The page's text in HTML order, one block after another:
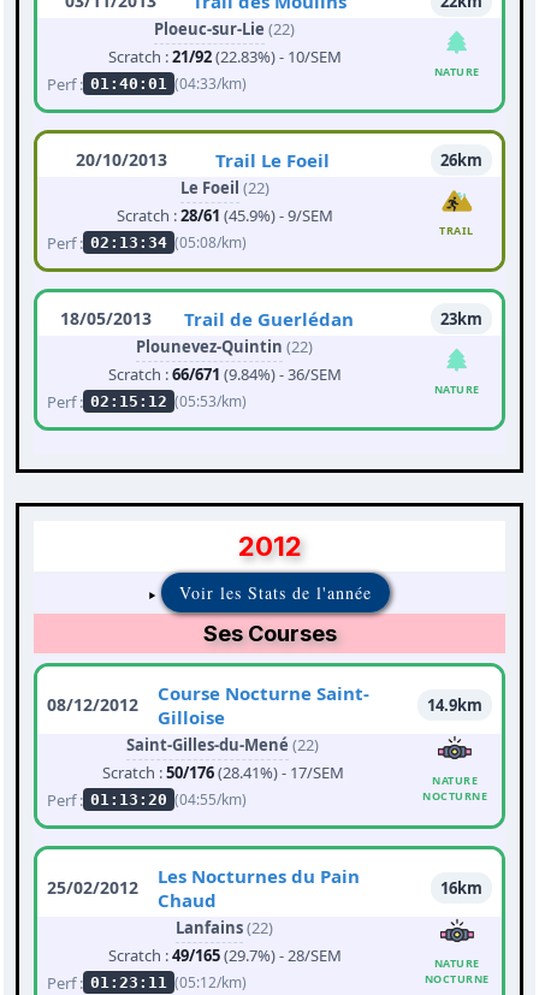
Ploeuc-sur-Lie (22)
Scratch :21/92(22.83%) - 10/SEM
Perf : 01:40:01 (04:33/km)
NATURE
20/10/2013 Trail Le Foeil
26km
Le Foeil (22)
Scratch :28/61 (45.9%) - 9/SEM
Perf : 02:13:34 (05:08/km)
TRAIL
18/05/2013 Trail de Guerlédan
23km
Plounevez-Quintin (22)
Scratch :66/671 (9.84%) - 36/SEM
Perf : 02:15:12 (05:53/km)
NATURE
2012
Voir les Stats de l'année
Ses Courses
08/12/2012
Course Nocturne Saint-
Gilloise
14.9km
Saint-Gilles-du-Mené (22)
Scratch :50/176(28.41%) - 17/SEM
Perf : 01:13:20 (04:55/km)
NATURE
NOCTURNE
25/02/2012
Les Nocturnes du Pain
Chaud
16km
Lanfains(22)
Scratch :49/165(29.7%) - 28/SEM
Perf : 01:23:11 (05:12/km)
NATURE
NOCTURNE